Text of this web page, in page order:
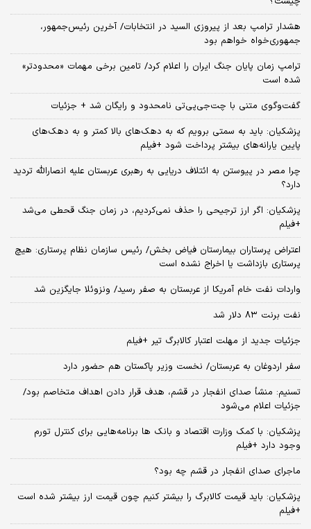
هشدار ترامپ بعد از پیروزی السید در انتخابات/ آخرین رئیس‌جمهور،
جمهوری‌خواه خواهم بود
ترامپ زمان پایان جنگ ایران را اعلام کرد/ تامین برخی مهمات «محدودتر»
شده است
گفت‌وگوی متنی با چت‌جی‌پی‌تی نامحدود و رایگان شد + جزئیات
پزشکیان: باید به سمتی برویم که به دهک‌های بالا کمتر و به دهک‌های
پایین یارانه‌های بیشتر پرداخت شود +فیلم
چرا مصر در پیوستن به ائتلاف دریایی به رهبری عربستان علیه انصارالله تردید
دارد؟
پزشکیان: اگر ارز ترجیحی را حذف نمی‌کردیم، در زمان جنگ قحطی می‌شد
+فیلم
اعتراض پرستاران بیمارستان فیاض بخش/ رئیس سازمان نظام پرستاری: هیچ
پرستاری بازداشت یا اخراج نشده است
واردات نفت خام آمریکا از عربستان به صفر رسید/ ونزوئلا جایگزین شد
نفت برنت ۸۳ دلار شد
جزئیات جدید از مهلت اعتبار کالابرگ تیر +فیلم
سفر اردوغان به عربستان/ نخست وزیر پاکستان هم حضور دارد
تسنیم: منشأ صدای انفجار در قشم، هدف قرار دادن اهداف متخاصم بود/
جزئیات اعلام می‌شود
پزشکیان: با کمک وزارت اقتصاد و بانک ها برنامه‌هایی برای کنترل تورم
وجود دارد +فیلم
ماجرای صدای انفجار در قشم چه بود؟
پزشکیان: باید قیمت کالابرگ را بیشتر کنیم چون قیمت ارز بیشتر شده است
+فیلم